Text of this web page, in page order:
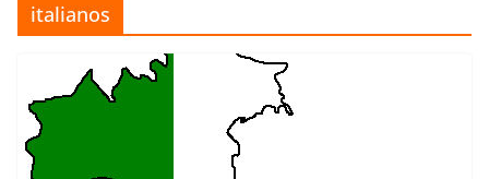
italianos